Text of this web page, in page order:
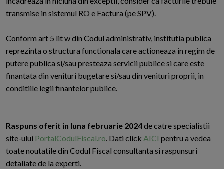
transmise in sistemul RO e Factura (pe SPV).
Conform art 5 lit w din Codul administrativ, institutia publica
reprezinta o structura functionala care actioneaza in regim de
putere publica si/sau presteaza servicii publice si care este
finantata din venituri bugetare si/sau din venituri proprii, in
conditiile legii finantelor publice.
Raspuns oferit in luna februarie 2024de catre specialistii
site-ului PortalCodulFiscal.ro. Dati click AICI pentru a vedea
toate noutatile din Codul Fiscal consultanta si raspunsuri
detaliate de la experti.